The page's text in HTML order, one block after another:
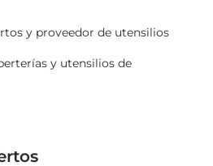
y proveedor de utensilios
y utensilios de